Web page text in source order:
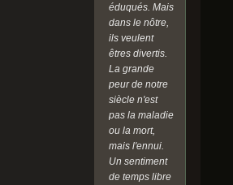
éduqués. Mais
dans le nôtre,
ils veulent
êtres divertis.
La grande
peur de notre
siècle n'est
pas la maladie
ou la mort,
mais l'ennui.
Un sentiment
de temps libre